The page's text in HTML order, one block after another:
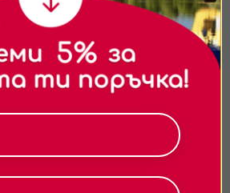
за деца?
точно се намира
преди резервацията?
да нося, след като не
персонализирано
Можете да приемете
да откажете всички или да
повече информация
по който обработваме вашите